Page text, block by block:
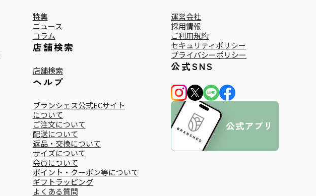
特集
ニュース
コラム
店舗検索
店舗検索
ヘルプ
ブランシェス公式ECサイト
について
ご注文について
配送について
返品・交換について
サイズについて
会員について
ポイント・クーポン等について
ギフトラッピング
よくある質問
運営会社
採用情報
ご利用規約
セキュリティポリシー
プライバシーポリシー
公式SNS